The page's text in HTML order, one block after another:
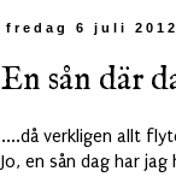
fredag 6 juli 2012
En sån där
....då verkligen allt
Jo, en sån dag har